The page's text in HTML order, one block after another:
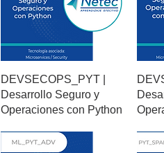
DEVSECOPS_PYT |
Desarrollo Seguro y
Operaciones con Python